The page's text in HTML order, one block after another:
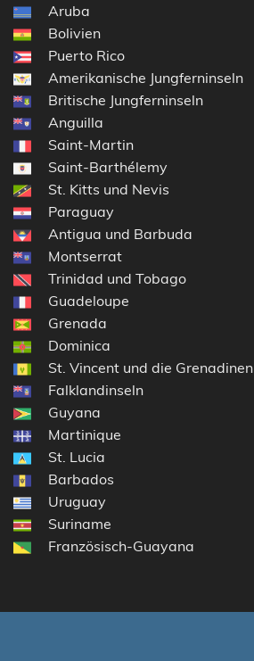
Aruba
Bolivien
Puerto Rico
Amerikanische Jungferninseln
Britische Jungferninseln
Anguilla
Saint-Martin
Saint-Barthélemy
St. Kitts und Nevis
Paraguay
Antigua und Barbuda
Montserrat
Trinidad und Tobago
Guadeloupe
Grenada
Dominica
St. Vincent und die Grenadinen
Falklandinseln
Guyana
Martinique
St. Lucia
Barbados
Uruguay
Suriname
Französisch-Guayana